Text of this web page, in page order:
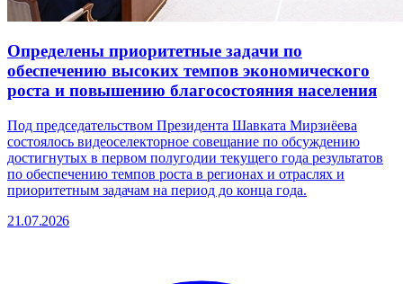
Определены приоритетные задачи по
обеспечению высоких темпов экономического
роста и повышению благосостояния населения
Под председательством Президента Шавката Мирзиёева
состоялось видеоселекторное совещание по обсуждению
достигнутых в первом полугодии текущего года результатов
по обеспечению темпов роста в регионах и отраслях и
приоритетным задачам на период до конца года.
21.07.2026